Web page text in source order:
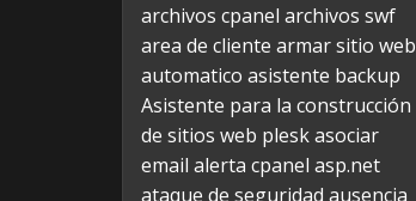
archivos cpanel archivos swf
area de cliente armar sitio web
automatico asistente backup
Asistente para la construcción
de sitios web pleskasociar
email alerta cpanel asp.net
ataque de seguridad ausencia